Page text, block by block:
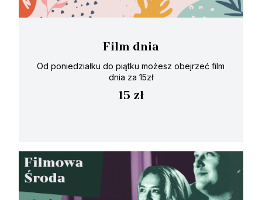
Film dnia
Od poniedziałku do piątku możesz obejrzeć film
dnia za 15zł
15 zł